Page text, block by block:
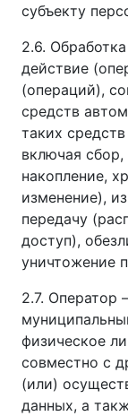
субъекту
2.6.
действие
(операций),
средств
таких
включая
накопление,
изменение),
передачу
доступ),
уничтожение
2.7. Оператор
физическое
совместно с
(или)
данных, а